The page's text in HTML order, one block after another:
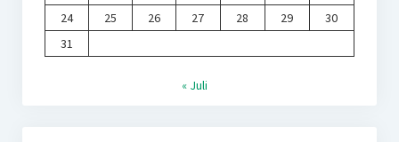
24 25 26 27 28 29
30
31
« Juli